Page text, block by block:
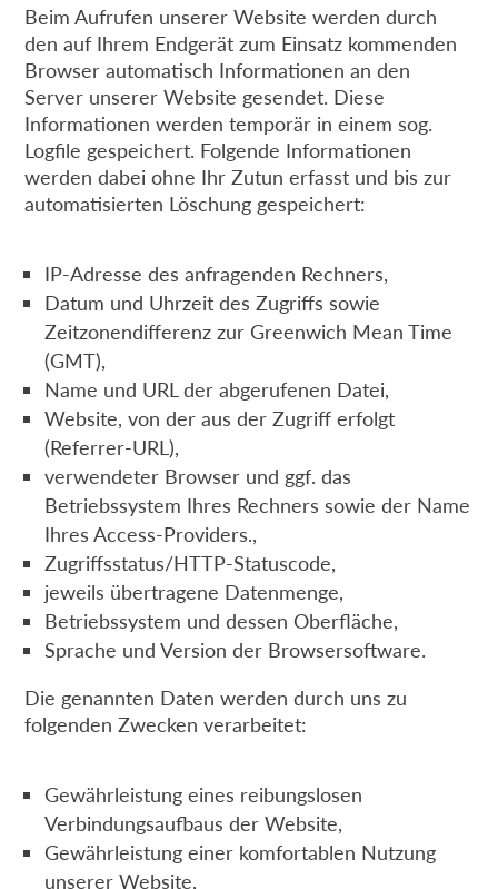
Beim Aufrufen unserer Website werden durch
den auf Ihrem Endgerät zum Einsatz kommenden
Browser automatisch Informationen an den
Server unserer Website gesendet. Diese
Informationen werden temporär in einem sog.
Logfile gespeichert. Folgende Informationen
werden dabei ohne Ihr Zutun erfasst und bis zur
automatisierten Löschung gespeichert:
IP-Adresse des anfragenden Rechners,
Datum und Uhrzeit des Zugriffs sowie
Zeitzonendifferenz zur Greenwich Mean Time
(GMT),
Name und URL der abgerufenen Datei,
Website, von der aus der Zugriff erfolgt
(Referrer-URL),
verwendeter Browser und ggf. das
Betriebssystem Ihres Rechners sowie der Name
Ihres Access-Providers.,
Zugriffsstatus/HTTP-Statuscode,
jeweils übertragene Datenmenge,
Betriebssystem und dessen Oberfläche,
Sprache und Version der Browsersoftware.
Die genannten Daten werden durch uns zu
folgenden Zwecken verarbeitet:
Gewährleistung eines reibungslosen
Verbindungsaufbaus der Website,
Gewährleistung einer komfortablen Nutzung
unserer Website,